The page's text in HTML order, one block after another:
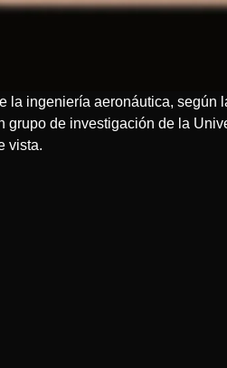
la ingeniería aeronáutica,
grupo de investigación de la
vista.